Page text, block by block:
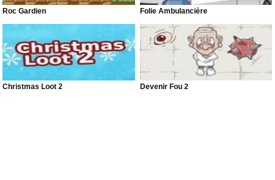
Roc Gardien Folie Ambulancière
Christmas Loot 2 Devenir Fou 2